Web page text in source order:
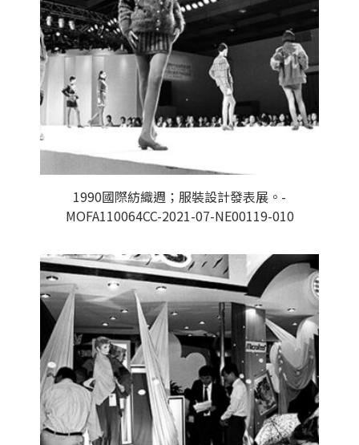
1990國際紡織週；服裝設計發表展。-
MOFA110064CC-2021-07-NE00119-010